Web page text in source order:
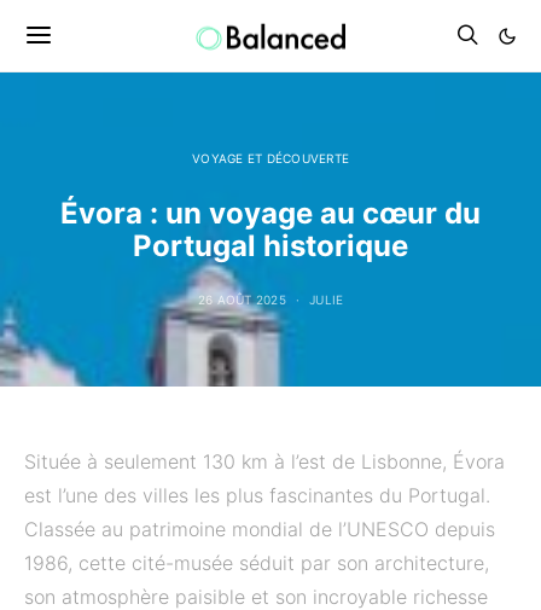
VOYAGE ET DÉCOUVERTE
Évora : un voyage au cœur du
Portugal historique
26 AOÛT 2025 JULIE
Située à seulement 130 km à l’est de Lisbonne, Évora
est l’une des villes les plus fascinantes du Portugal.
Classée au patrimoine mondial de l’UNESCO depuis
1986, cette cité-musée séduit par son architecture,
son atmosphère paisible et son incroyable richesse